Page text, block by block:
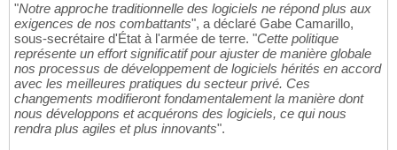
"Notre approche traditionnelle des logiciels ne répond plus aux
exigences de nos combattants", a déclaré Gabe Camarillo,
sous-secrétaire d'État à l'armée de terre. "Cette politique
représente un effort significatif pour ajuster de manière globale
nos processus de développement de logiciels hérités en accord
avec les meilleures pratiques du secteur privé. Ces
changements modifieront fondamentalement la manière dont
nous développons et acquérons des logiciels, ce qui nous
rendra plus agiles et plus innovants".